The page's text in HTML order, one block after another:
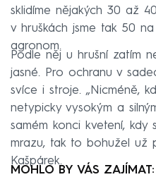
sklidíme nějakých 30 až
v hruškách jsme tak 50
agronom.
Podle něj u hrušní zatím
jasné. Pro ochranu v
svíce i stroje. „Nicméně,
netypicky vysokým a
samém konci kvetení, kdy
mrazu, tak to bohužel už
Kašpárek.
MOHLO BY VÁS ZAJÍMAT: